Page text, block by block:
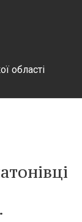
області